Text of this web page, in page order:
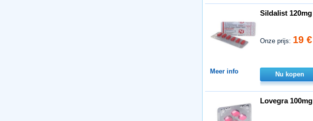
Sildalist 120mg
Onze prijs: 19 €
Meer info Nu kopen
Lovegra 100mg